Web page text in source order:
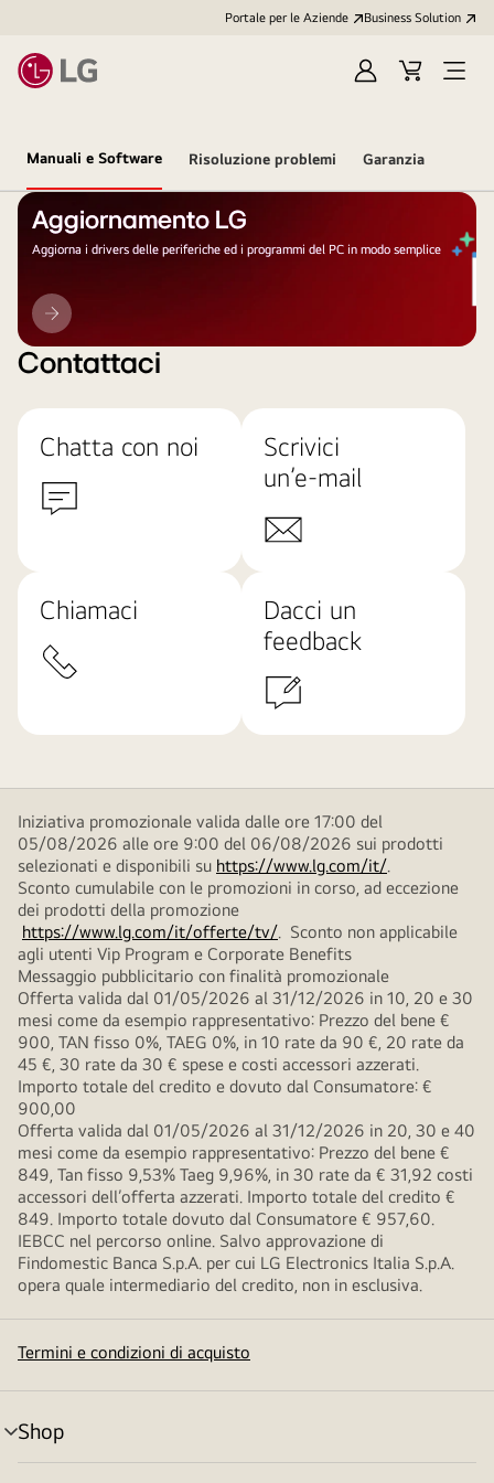
Portale per le Aziende Business Solution
AccediCart
Open
Manuali e Software Risoluzione problemi Garanzia
Aggiornamento LG
Aggiorna i drivers delle periferiche ed i programmi del PC in modo semplice
Aggiornamento
LG
Contattaci
Chatta con noi
Scrivici
un’e-mail
Chiamaci
Dacci un
feedback
Iniziativa promozionale valida dalle ore 17:00 del
05/08/2026 alle ore 9:00 del 06/08/2026 sui prodotti
selezionati e disponibili su https://www.lg.com/it/.
Sconto cumulabile con le promozioni in corso, ad eccezione
dei prodotti della promozione
https://www.lg.com/it/offerte/tv/. Sconto non applicabile
agli utenti Vip Program e Corporate Benefits
Messaggio pubblicitario con finalità promozionale
Offerta valida dal 01/05/2026 al 31/12/2026 in 10, 20 e 30
mesi come da esempio rappresentativo: Prezzo del bene €
900, TAN fisso 0%, TAEG 0%, in 10 rate da 90 €, 20 rate da
45 €, 30 rate da 30 € spese e costi accessori azzerati.
Importo totale del credito e dovuto dal Consumatore: €
900,00
Offerta valida dal 01/05/2026 al 31/12/2026 in 20, 30 e 40
mesi come da esempio rappresentativo: Prezzo del bene €
849, Tan fisso 9,53% Taeg 9,96%, in 30 rate da € 31,92 costi
accessori dell’offerta azzerati. Importo totale del credito €
849. Importo totale dovuto dal Consumatore € 957,60.
IEBCC nel percorso online. Salvo approvazione di
Findomestic Banca S.p.A. per cui LG Electronics Italia S.p.A.
opera quale intermediario del credito, non in esclusiva.
Termini e condizioni di acquisto
Shop
Attivazione
menu